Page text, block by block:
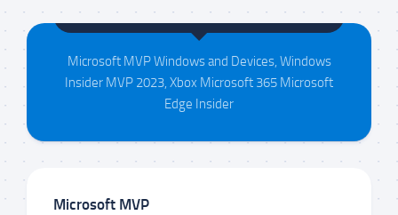
Maison da Silva
Microsoft MVP Windows and Devices, Windows
Insider MVP 2023, Xbox Microsoft 365 Microsoft
Edge Insider
Microsoft MVP